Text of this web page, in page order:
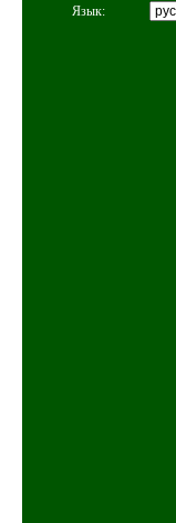
Язык: